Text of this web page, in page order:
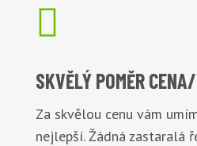

SKVĚLÝ POMĚR
Za skvělou cenu vám
nejlepší. Žádná zastaralá